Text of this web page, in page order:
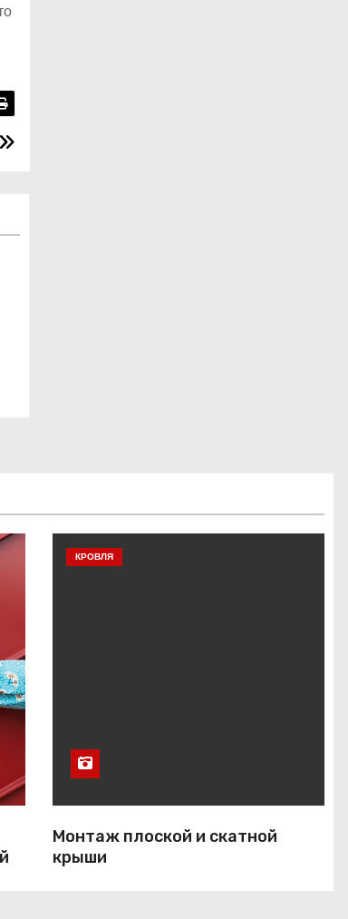
КРОВЛЯ
Монтаж плоской и скатной
крыши